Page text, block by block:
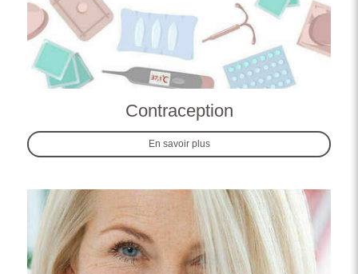
Contraception
En savoir plus